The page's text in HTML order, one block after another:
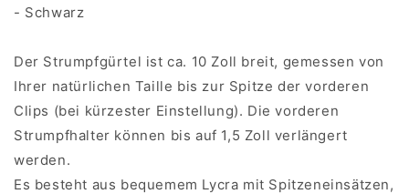
- Schwarz
Der Strumpfgürtel ist ca. 10 Zoll breit, gemessen von
Ihrer natürlichen Taille bis zur Spitze der vorderen
Clips (bei kürzester Einstellung). Die vorderen
Strumpfhalter können bis auf 1,5 Zoll verlängert
werden.
Es besteht aus bequemem Lycra mit Spitzeneinsätzen,